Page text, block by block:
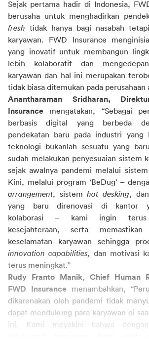
Sejak pertama hadir di Indonesia,
fresh tidak hanya bagi nasabah
karyawan. FWD Insurance
yang inovatif untuk membangun
lebih kolaboratif dan
karyawan dan hal
ini merupakan
tidak biasa ditemukan pada perusahaan
Anantharaman Sridharan,
Insurance mengatakan, “Sebagai
berbasis digital yang berbeda
pendekatan baru pada industri yang
teknologi bukanlah sesuatu yang
sudah melakukan penyesuaian sistem
sejak awalnya pandemi melalui sistem
Kini, melalui program ‘BeDug’ –
arrangement, sistem hot desking,
yang baru direnovasi di kantor
kolaborasi – kami ingin terus
kesejahteraan, serta
keselamatan karyawan sehingga
innovation capabilities, dan motivasi
terus meningkat.”
Rudy Franto Manik, Chief Human
FWD Insurance menambahkan,
dikarenakan oleh pandemi tidak
dapat mendukung para karyawan di
ini. Kami meyakini bahwa